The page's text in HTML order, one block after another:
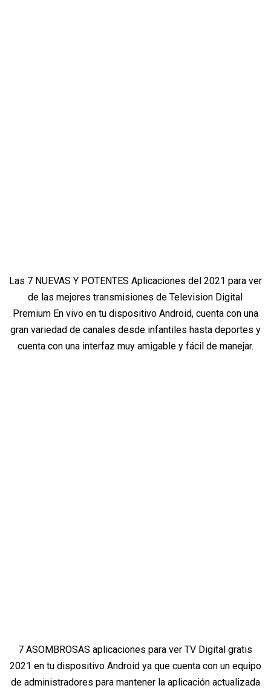
Las 7 NUEVAS Y POTENTES Aplicaciones del 2021 para ver
de las mejores transmisiones de Television Digital
Premium En vivo en tu dispositivo Android, cuenta con una
gran variedad de canales desde infantiles hasta deportes y
cuenta con una interfaz muy amigable y fácil de manejar.
7 ASOMBROSAS aplicaciones para ver TV Digital gratis
2021 en tu dispositivo Android ya que cuenta con un equipo
de administradores para mantener la aplicación actualizada